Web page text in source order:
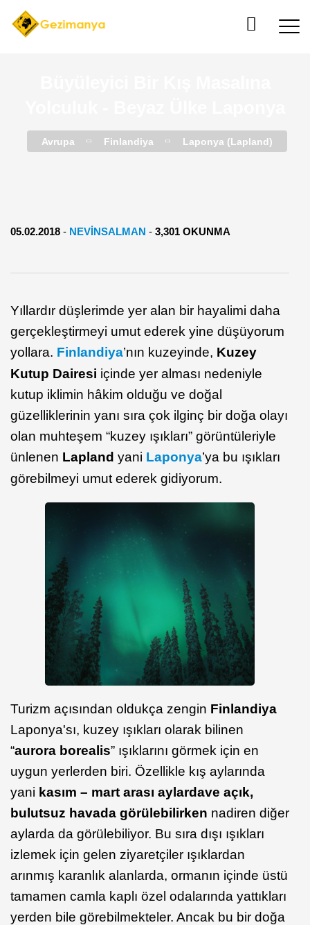
Avrupa Finlandiya Laponya (Lapland)
05.02.2018 - NEVINSALMAN - 3,301 OKUNMA
Yıllardır düşlerimde yer alan bir hayalimi daha
gerçekleştirmeyi umut ederek yine düşüyorum
yollara. Finlandiya’nın kuzeyinde, Kuzey
Kutup Dairesi içinde yer alması nedeniyle
kutup iklimin hâkim olduğu ve doğal
güzelliklerinin yanı sıra çok ilginç bir doğa olayı
olan muhteşem “kuzey ışıkları” görüntüleriyle
ünlenen Lapland yani Laponya’ya bu ışıkları
görebilmeyi umut ederek gidiyorum.
Turizm açısından oldukça zengin Finlandiya
Laponya'sı, kuzey ışıkları olarak bilinen
“aurora borealis” ışıklarını görmek için en
uygun yerlerden biri. Özellikle kış aylarında
yani kasım – mart arası aylardave açık,
bulutsuz havada görülebilirken nadiren diğer
aylarda da görülebiliyor. Bu sıra dışı ışıkları
izlemek için gelen ziyaretçiler ışıklardan
arınmış karanlık alanlarda, ormanın içinde üstü
tamamen camla kaplı özel odalarında yattıkları
yerden bile görebilmekteler. Ancak bu bir doğa